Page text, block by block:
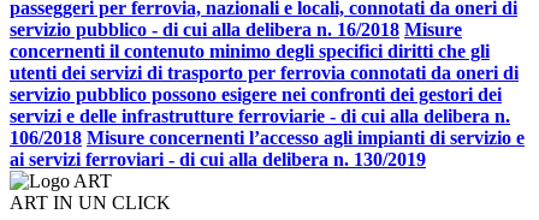
passeggeri per ferrovia, nazionali e locali, connotati da oneri di
servizio pubblico - di cui alla delibera n. 16/2018 Misure
concernenti il contenuto minimo degli specifici diritti che gli
utenti dei servizi di trasporto per ferrovia connotati da oneri di
servizio pubblico possono esigere nei confronti dei gestori dei
servizi e delle infrastrutture ferroviarie - di cui alla delibera n.
106/2018 Misure concernenti l’accesso agli impianti di servizio e
ai servizi ferroviari - di cui alla delibera n. 130/2019
ART IN UN CLICK